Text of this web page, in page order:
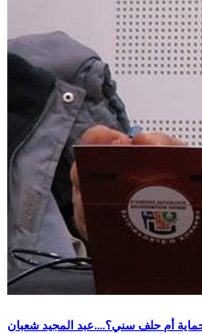
أم حلف سني؟....عبد المجيد شعبان